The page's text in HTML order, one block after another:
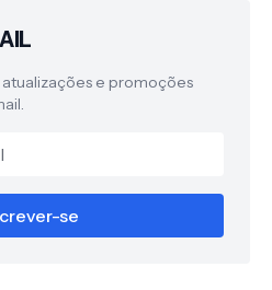
atualizações e promoções